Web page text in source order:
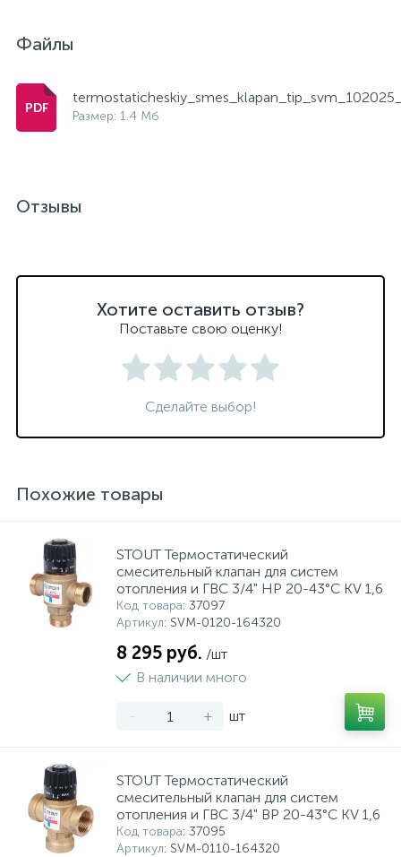
Файлы
Размер: 1.4 Мб
Отзывы
Хотите оставить отзыв?
Поставьте свою оценку!
Сделайте выбор!
Похожие товары
STOUT Термостатический
смесительный клапан для систем
отопления и ГВС 3/4" НР 20-43°С KV 1,6
Код товара: 37097
Артикул: SVM-0120-164320
8 295 руб. /шт
В наличии много
- + шт
STOUT Термостатический
смесительный клапан для систем
отопления и ГВС 3/4" ВР 20-43°С KV 1,6
Код товара: 37095
Артикул: SVM-0110-164320